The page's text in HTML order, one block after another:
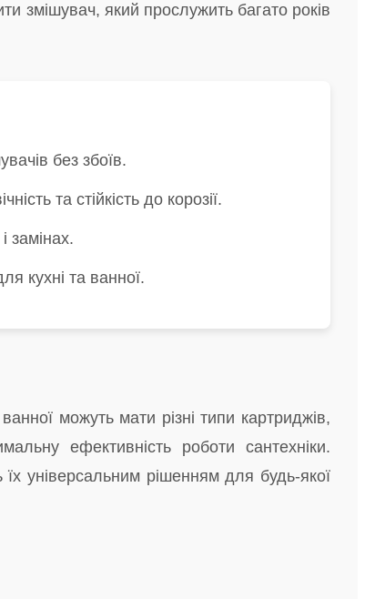
змішувач, який прослужить багато років
без збоїв.
та стійкість до корозії.
замінах.
кухні та ванної.
можуть мати різні типи картриджів,
ефективність роботи сантехніки.
універсальним рішенням для будь-якої